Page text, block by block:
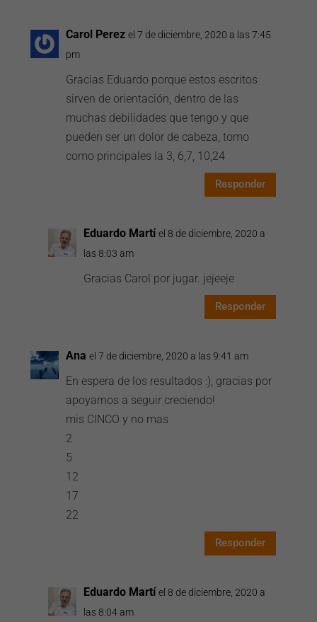
Carol Perez el 7 de diciembre, 2020 a las 7:45
pm
Gracias Eduardo porque estos escritos
sirven de orientación, dentro de las
muchas debilidades que tengo y que
pueden ser un dolor de cabeza, tomo
como principales la 3, 6,7, 10,24
Responder
Eduardo Martí el 8 de diciembre, 2020 a
las 8:03 am
Gracias Carol por jugar. jejeeje
Responder
Ana el 7 de diciembre, 2020 a las 9:41 am
En espera de los resultados :), gracias por
apoyarnos a seguir creciendo!
mis CINCO y no mas
2
5
12
17
22
Responder
Eduardo Martí el 8 de diciembre, 2020 a
las 8:04 am